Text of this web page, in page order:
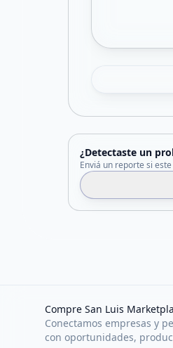
¿Detectaste un
Enviá un reporte si
Compre San Luis
Conectamos empresas y
con oportunidades,